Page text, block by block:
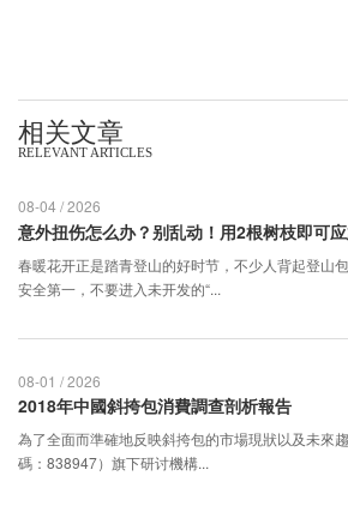
相关文章
RELEVANT ARTICLES
意外扭伤怎么办？别乱动！用2根树枝即可
春暖花开正是踏青登山的好时节，不少人背起登山
安全第一，不要进入未开发的“...
08-04 / 2026
2018年中國斜挎包消費調查剖析報告
為了全面而準確地反映斜挎包的市場現狀以及未來
碼：838947）旗下研讨機構...
08-01 / 2026